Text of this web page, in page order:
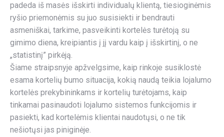
padeda iš masės išskirti individualų klientą, tiesioginėmis
ryšio priemonėmis su juo susisiekti ir bendrauti
asmeniškai, tarkime, pasveikinti kortelės turėtoją su
gimimo diena, kreipiantis į jį vardu kaip į išskirtinį, o ne
„statistinį” pirkėją.
Šiame straipsnyje apžvelgsime, kaip rinkoje susiklostė
esama kortelių bumo situacija, kokią naudą teikia lojalumo
kortelės prekybininkams ir kortelių turėtojams, kaip
tinkamai pasinaudoti lojalumo sistemos funkcijomis ir
pasiekti, kad kortelėmis klientai naudotųsi, o ne tik
nešiotųsi jas piniginėje.